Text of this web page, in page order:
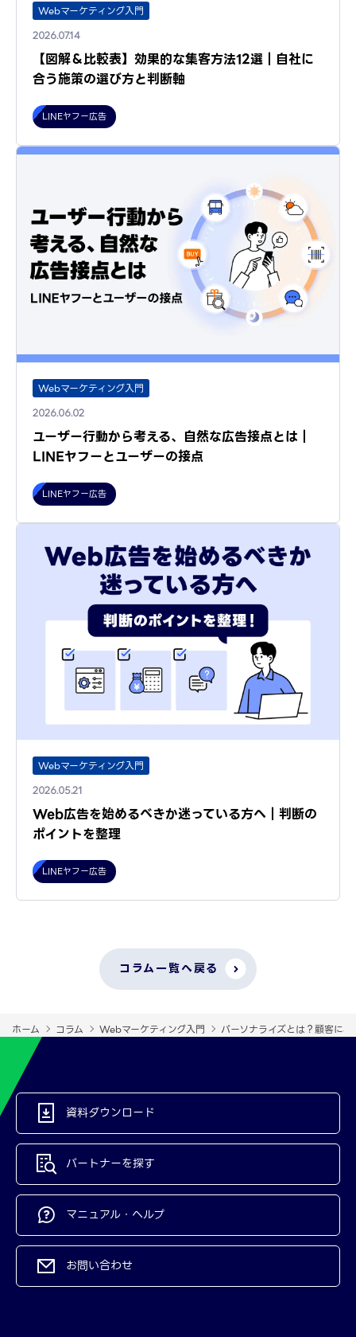
Webマーケティング入門
2026.07.14
【図解＆比較表】効果的な集客方法12選｜自社に
合う施策の選び方と判断軸
LINEヤフー広告
Webマーケティング入門
2026.06.02
ユーザー行動から考える、自然な広告接点とは｜
LINEヤフーとユーザーの接点
LINEヤフー広告
Webマーケティング入門
2026.05.21
Web広告を始めるべきか迷っている方へ｜判断の
ポイントを整理
LINEヤフー広告
コラム一覧へ戻る
ホーム コラム Webマーケティング入門 パーソナライズとは？顧客に
資料ダウンロード
パートナーを探す
マニュアル・ヘルプ
お問い合わせ